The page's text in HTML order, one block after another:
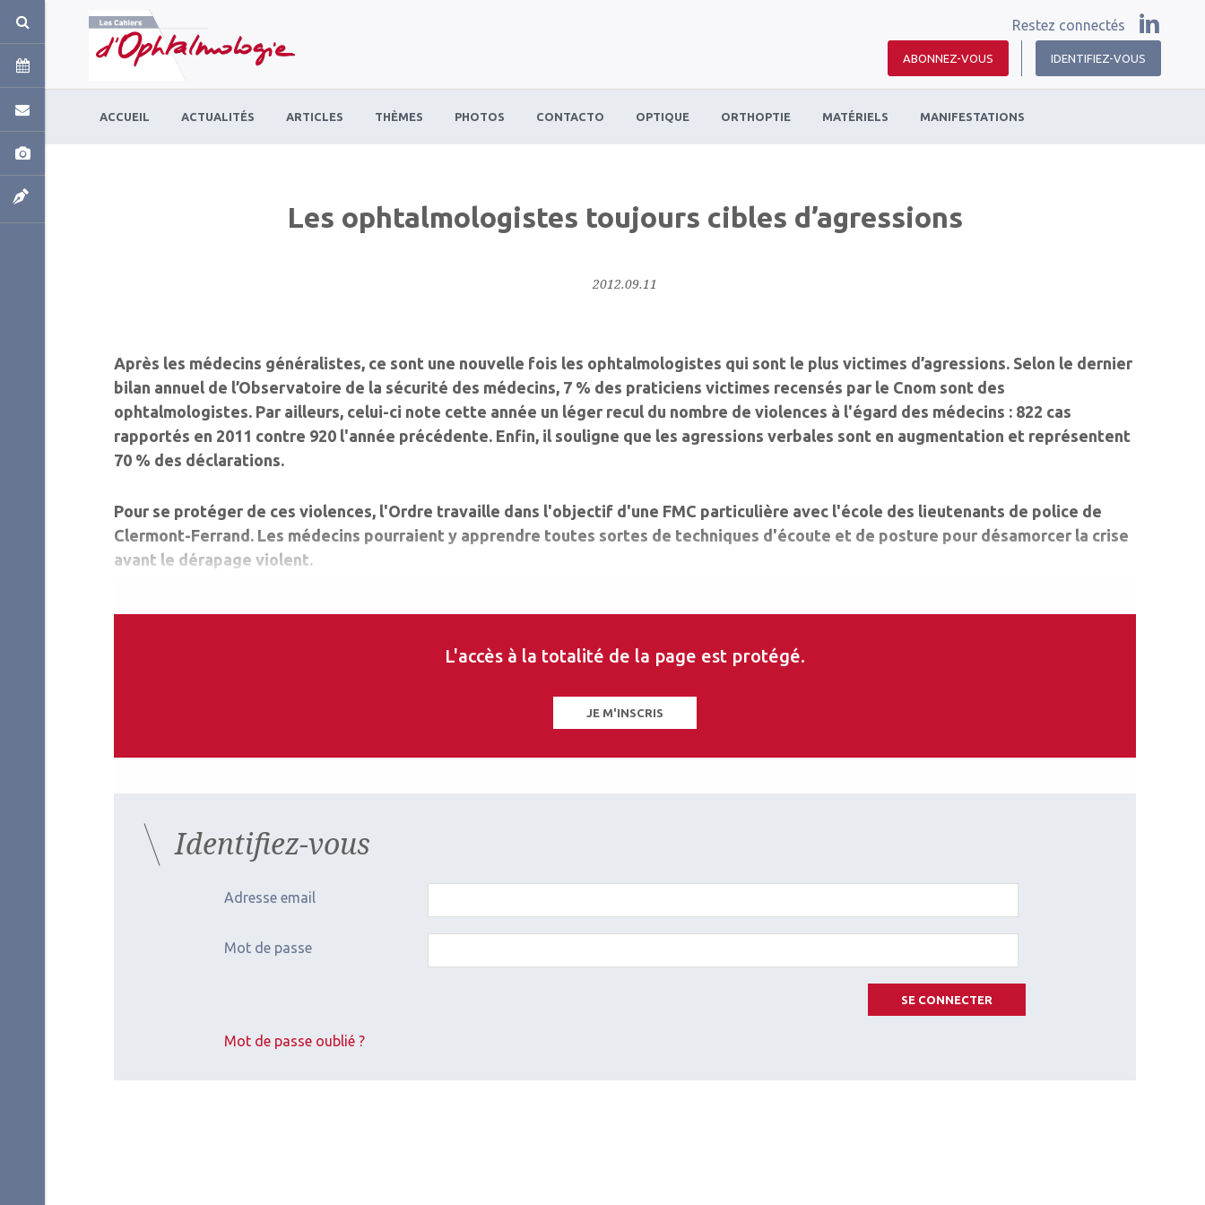
Restez connectés
ABONNEZ-VOUS IDENTIFIEZ-VOUS
ACCUEIL ACTUALITÉS ARTICLES THÈMES PHOTOS CONTACTO OPTIQUE ORTHOPTIE MATÉRIELS MANIFESTATIONS
Les ophtalmologistes toujours cibles d’agressions
2012.09.11
Après les médecins généralistes, ce sont une nouvelle fois les ophtalmologistes qui sont le plus victimes d’agressions. Selon le dernier
bilan annuel de l’Observatoire de la sécurité des médecins, 7 % des praticiens victimes recensés par le Cnom sont des
ophtalmologistes. Par ailleurs, celui-ci note cette année un léger recul du nombre de violences à l'égard des médecins : 822 cas
rapportés en 2011 contre 920 l'année précédente. Enfin, il souligne que les agressions verbales sont en augmentation et représentent
70 % des déclarations.
Pour se protéger de ces violences, l'Ordre travaille dans l'objectif d'une FMC particulière avec l'école des lieutenants de police de
Clermont-Ferrand. Les médecins pourraient y apprendre toutes sortes de techniques d'écoute et de posture pour désamorcer la crise
avant le dérapage violent.
L'accès à la totalité de la page est protégé.
JE M'INSCRIS
Identifiez-vous
Adresse email
Mot de passe
SE CONNECTER
Mot de passe oublié ?
Panneau de gestion des cookies